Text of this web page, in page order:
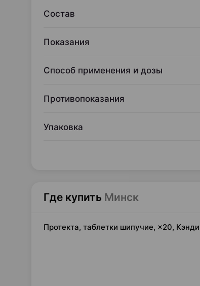
Состав
Показания
Способ применения и дозы
Противопоказания
Упаковка
Где купить Минск
Протекта, таблетки шипучие, ×20,